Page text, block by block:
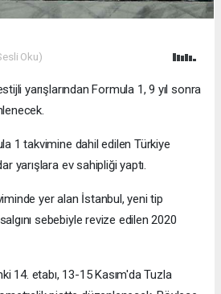
Oku)
yarışlarından Formula 1, 9 yıl sonra
1 takvimine dahil edilen Türkiye
yarışlara ev sahipliği yaptı.
yer alan İstanbul, yeni tip
sebebiyle revize edilen 2020
14. etabı, 13-15 Kasım'da Tuzla